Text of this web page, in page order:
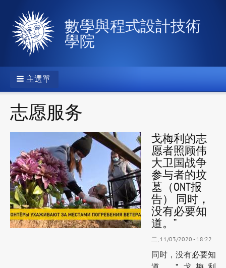
數學與程式設計技術
學院
主選單
志愿服务
戈梅利的志
愿者照顾伟
大卫国战争
参与者的坟
墓（ONT报
告） 同时，
没有必要知
道。”
二, 11/03/2020 - 18:22
同时，没有必要知